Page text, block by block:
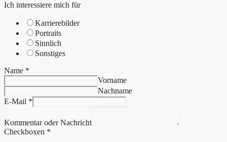
Ich interessiere mich für
Karrierebilder
Portraits
Sinnlich
Sonstiges
Name *
Vorname
Nachname
Name
interessiere
E-
Mail
E-Mail *
Kommentar oder Nachricht
Checkboxen *